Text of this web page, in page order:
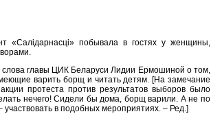
«Салідарнасці» побывала в гостях у женщины,
слова главы ЦИК Беларуси Лидии Ермошиной о том,
варить борщ и читать детям. [На замечание
протеста против результатов выборов было
нечего! Сидели бы дома, борщ варили. А не по
в подобных мероприятиях. – Ред.]